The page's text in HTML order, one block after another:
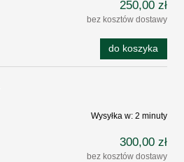
250,00 zł
bez kosztów dostawy
do koszyka
Wysyłka w: 2 minuty
300,00 zł
bez kosztów dostawy